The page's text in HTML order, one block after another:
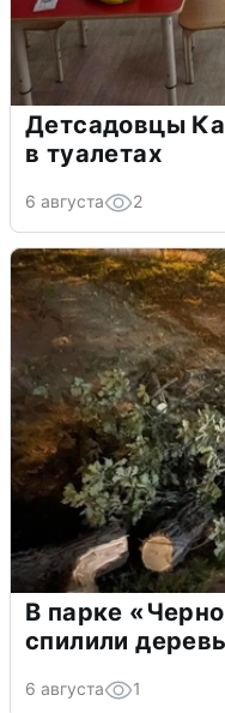
Детсадовцы
в туалетах
6 августа 2
В парке
спилили
6 августа 1